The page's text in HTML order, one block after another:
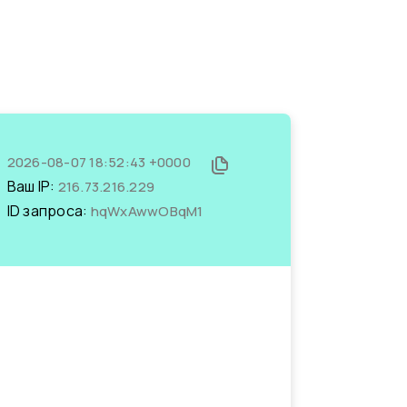
2026-08-07 18:52:43 +0000
Ваш IP: 216.73.216.229
ID запроса: hqWxAwwOBqM1